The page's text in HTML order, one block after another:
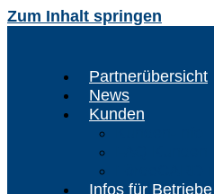
Zum Inhalt springen
Partnerübersicht
News
Kunden
Infos für Betriebe